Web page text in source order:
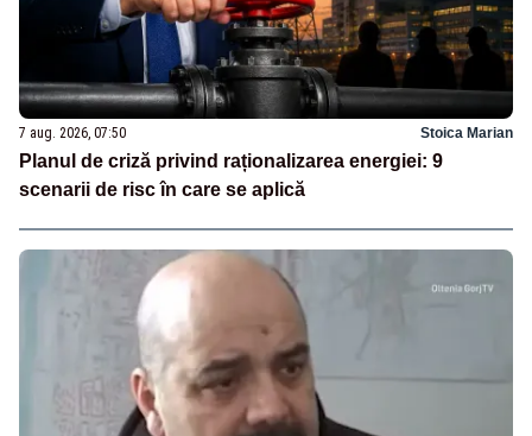
7 aug. 2026, 07:50 Stoica Marian
Planul de criză privind raționalizarea energiei: 9
scenarii de risc în care se aplică